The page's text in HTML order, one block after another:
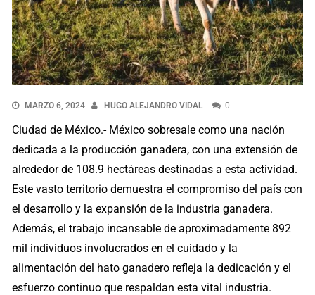
MARZO 6, 2024 HUGO ALEJANDRO VIDAL 0
Ciudad de México.- México sobresale como una nación
dedicada a la producción ganadera, con una extensión de
alrededor de 108.9 hectáreas destinadas a esta actividad.
Este vasto territorio demuestra el compromiso del país con
el desarrollo y la expansión de la industria ganadera.
Además, el trabajo incansable de aproximadamente 892
mil individuos involucrados en el cuidado y la
alimentación del hato ganadero refleja la dedicación y el
esfuerzo continuo que respaldan esta vital industria.